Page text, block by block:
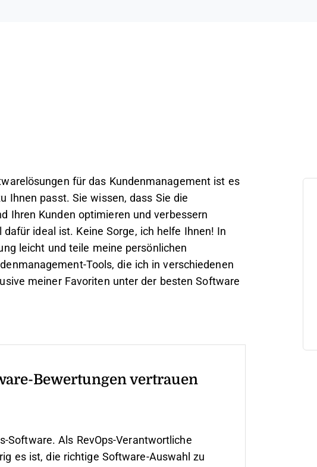
für das Kundenmanagement ist es
Ihnen passt. Sie wissen, dass Sie die
Ihren Kunden optimieren und verbessern
ideal ist. Keine Sorge, ich helfe Ihnen! In
leicht und teile meine persönlichen
Tools, die ich in verschiedenen
meiner Favoriten unter der besten Software
Bewertungen vertrauen
Software. Als RevOps-Verantwortliche
es ist, die richtige Software-Auswahl zu